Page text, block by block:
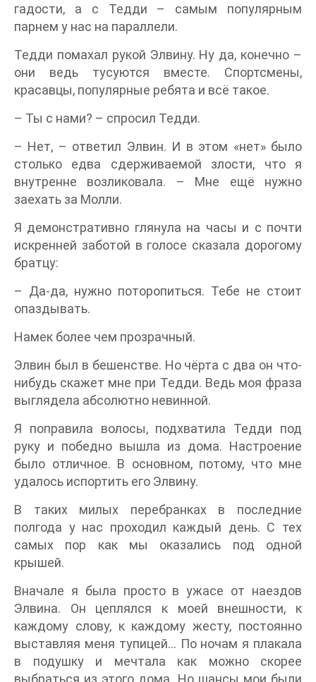
гадости, а с Тедди – самым популярным
парнем у нас на параллели.
Тедди помахал рукой Элвину. Ну да, конечно –
они ведь тусуются вместе. Спортсмены,
красавцы, популярные ребята и всё такое.
– Ты с нами? – спросил Тедди.
– Нет, – ответил Элвин. И в этом «нет» было
столько едва сдерживаемой злости, что я
внутренне возликовала. – Мне ещё нужно
заехать за Молли.
Я демонстративно глянула на часы и с почти
искренней заботой в голосе сказала дорогому
братцу:
– Да-да, нужно поторопиться. Тебе не стоит
опаздывать.
Намек более чем прозрачный.
Элвин был в бешенстве. Но чёрта с два он что-
нибудь скажет мне при Тедди. Ведь моя фраза
выглядела абсолютно невинной.
Я поправила волосы, подхватила Тедди под
руку и победно вышла из дома. Настроение
было отличное. В основном, потому, что мне
удалось испортить его Элвину.
В таких милых перебранках в последние
полгода у нас проходил каждый день. С тех
самых пор как мы оказались под одной
крышей.
Вначале я была просто в ужасе от наездов
Элвина. Он цеплялся к моей внешности, к
каждому слову, к каждому жесту, постоянно
выставляя меня тупицей… По ночам я плакала
в подушку и мечтала как можно скорее
выбраться из этого дома. Но шансы мои были